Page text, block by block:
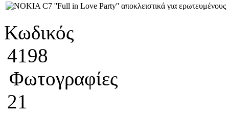
Κωδικός
4198
Φωτογραφίες
21